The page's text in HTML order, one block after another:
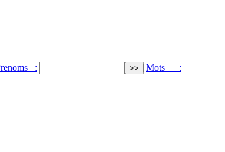
: Mots :